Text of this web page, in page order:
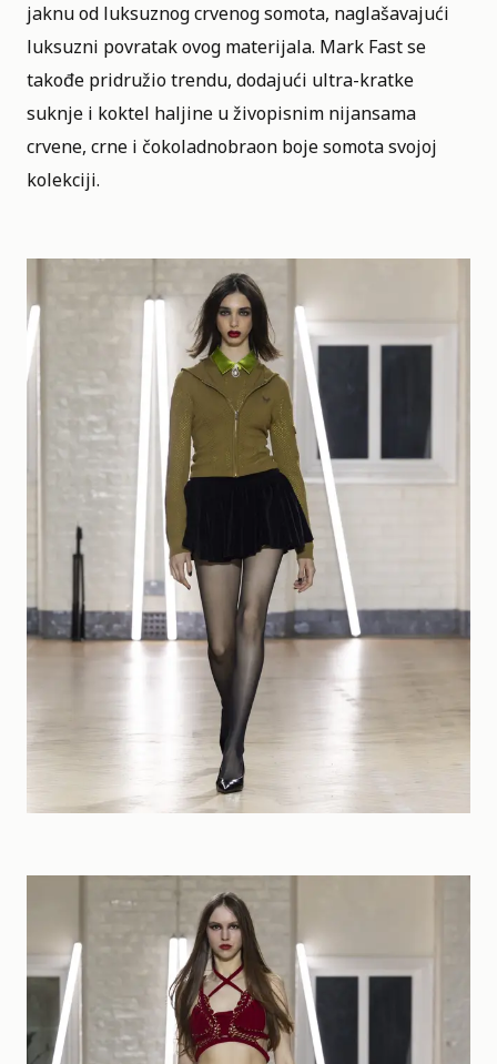
jaknu od luksuznog crvenog somota, naglašavajući
luksuzni povratak ovog materijala. Mark Fast se
takođe pridružio trendu, dodajući ultra-kratke
suknje i koktel haljine u živopisnim nijansama
crvene, crne i čokoladnobraon boje somota svojoj
kolekciji.